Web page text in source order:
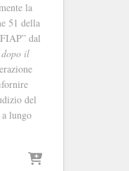
la
51 della
dal
il
del
lungo